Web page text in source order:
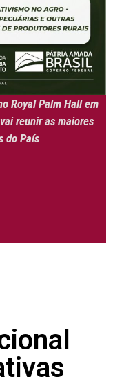
Royal Palm Hall em
reunir as maiores
do País